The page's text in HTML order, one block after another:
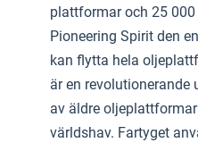
plattformar och 25
Pioneering Spirit den
kan flytta hela
är en revolutionerande
av äldre
världshav. Fartyget